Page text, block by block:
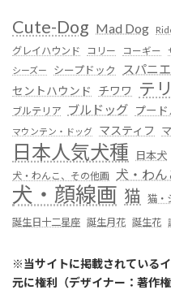
Cute-Dog Mad Dog
グレイハウンド コリー コーギー
シーズー シープドック スパニ
セントハウンド チワワ テ
ブルテリア ブルドッグ プー
マウンテン・ドッグ マスティフ
日本人気犬種 日本犬
犬・わんこ、その他画 犬・わ
犬・顔線画 猫 猫・
誕生日十二星座 誕生月花 誕生花
※当サイトに掲載されている
元に権利（デザイナー：著作